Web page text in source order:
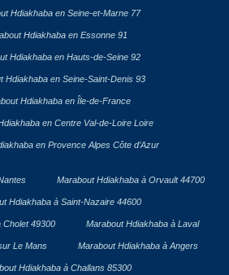
Hdiakhaba en Seine-et-Marne 77
Hdiakhaba en Essonne 91
Hdiakhaba en Hauts-de-Seine 92
Hdiakhaba en Seine-Saint-Denis 93
Hdiakhaba en Île-de-France
en Centre Val-de-Loire Loire
en Provence Alpes Côte d’Azur
Marabout Hdiakhaba à Orvault 44700
Hdiakhaba à Saint-Nazaire 44600
Cholet 49300 Marabout Hdiakhaba à Laval
Le Mans Marabout Hdiakhaba à Angers
Hdiakhaba à Challans 85300